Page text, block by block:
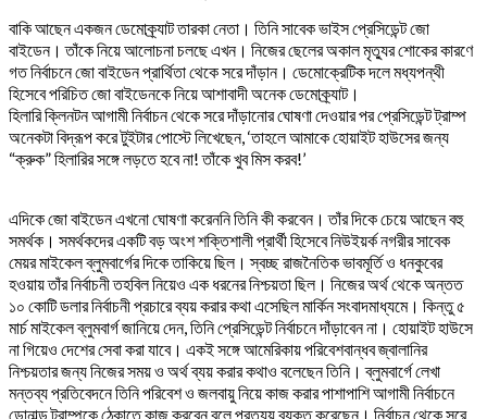
বাকি আছেন একজন ডেমোক্র্যাট তারকা নেতা। তিনি সাবেক ভাইস প্রেসিডেন্ট জো
বাইডেন। তাঁকে নিয়ে আলোচনা চলছে এখন। নিজের ছেলের অকাল মৃত্যুর শোকের কারণে
গত নির্বাচনে জো বাইডেন প্রার্থিতা থেকে সরে দাঁড়ান। ডেমোক্রেটিক দলে মধ্যপন্থী
হিসেবে পরিচিত জো বাইডেনকে নিয়ে আশাবাদী অনেক ডেমোক্র্যাট।
হিলারি ক্লিনটন আগামী নির্বাচন থেকে সরে দাঁড়ানোর ঘোষণা দেওয়ার পর প্রেসিডেন্ট ট্রাম্প
অনেকটা বিদ্রূপ করে টুইটার পোস্টে লিখেছেন, ‘তাহলে আমাকে হোয়াইট হাউসের জন্য
“ক্রুক” হিলারির সঙ্গে লড়তে হবে না! তাঁকে খুব মিস করব!’
এদিকে জো বাইডেন এখনো ঘোষণা করেননি তিনি কী করবেন। তাঁর দিকে চেয়ে আছেন বহু
সমর্থক। সমর্থকদের একটি বড় অংশ শক্তিশালী প্রার্থী হিসেবে নিউইয়র্ক নগরীর সাবেক
মেয়র মাইকেল ব্লুমবার্গের দিকে তাকিয়ে ছিল। স্বচ্ছ রাজনৈতিক ভাবমূর্তি ও ধনকুবের
হওয়ায় তাঁর নির্বাচনী তহবিল নিয়েও এক ধরনের নিশ্চয়তা ছিল। নিজের অর্থ থেকে অন্তত
১০ কোটি ডলার নির্বাচনী প্রচারে ব্যয় করার কথা এসেছিল মার্কিন সংবাদমাধ্যমে। কিন্তু ৫
মার্চ মাইকেল ব্লুমবার্গ জানিয়ে দেন, তিনি প্রেসিডেন্ট নির্বাচনে দাঁড়াবেন না। হোয়াইট হাউসে
না গিয়েও দেশের সেবা করা যাবে। একই সঙ্গে আমেরিকায় পরিবেশবান্ধব জ্বালানির
নিশ্চয়তার জন্য নিজের সময় ও অর্থ ব্যয় করার কথাও বলেছেন তিনি। ব্লুমবার্গে লেখা
মন্তব্য প্রতিবেদনে তিনি পরিবেশ ও জলবায়ু নিয়ে কাজ করার পাশাপাশি আগামী নির্বাচনে
ডোনাল্ড ট্রাম্পকে ঠেকাতে কাজ করবেন বলে প্রত্যয় ব্যক্ত করেছেন। নির্বাচন থেকে সরে